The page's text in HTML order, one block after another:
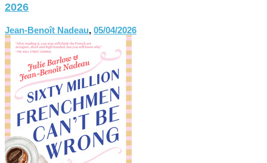
2026
Jean-Benoît Nadeau, 05/04/2026